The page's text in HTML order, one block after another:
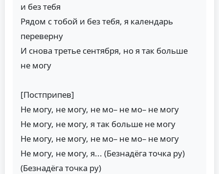
и без тебя
Рядом с тобой и без тебя, я календарь
переверну
И снова третье сентября, но я так больше
не могу
[Постприпев]
Не могу, не могу, не мо– не мо– не могу
Не могу, не могу, я так больше не могу
Не могу, не могу, не мо– не мо– не могу
Не могу, не могу, я... (Безнадёга точка ру)
(Безнадёга точка ру)